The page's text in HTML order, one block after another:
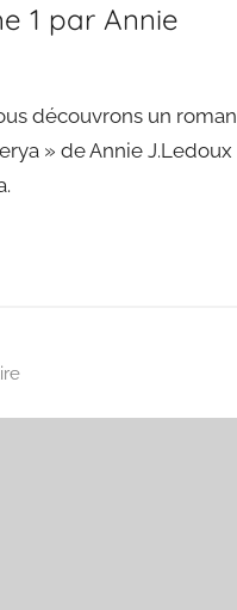
1 par Annie
découvrons un roman
» de Annie J.Ledoux